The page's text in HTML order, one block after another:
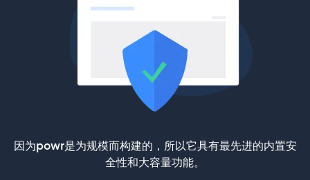
因为powr是为规模而构建的，所以它具有最先进的内置安
全性和大容量功能。